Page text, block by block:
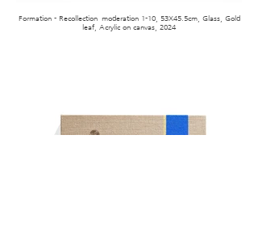
Formation - Recollection_moderation 1-10, 53X45.5cm, Glass, Gold
leaf, Acrylic on canvas, 2024